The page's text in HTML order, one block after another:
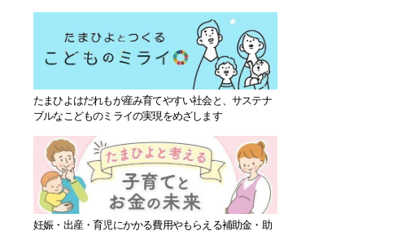
たまひよはだれもが産み育てやすい社会と、サステナ
ブルなこどものミライの実現をめざします
妊娠・出産・育児にかかる費用やもらえる補助金・助